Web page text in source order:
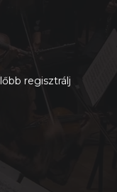
regisztrálj